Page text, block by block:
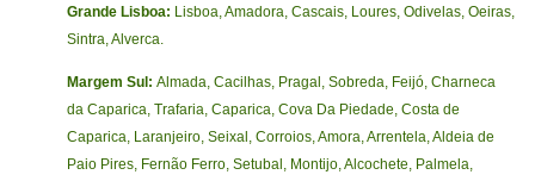
Grande Lisboa: Lisboa, Amadora, Cascais, Loures, Odivelas, Oeiras,
Sintra, Alverca.
Margem Sul:Almada, Cacilhas, Pragal, Sobreda, Feijó, Charneca
da Caparica, Trafaria, Caparica, Cova Da Piedade, Costa de
Caparica, Laranjeiro, Seixal, Corroios, Amora, Arrentela, Aldeia de
Paio Pires, Fernão Ferro, Setubal, Montijo, Alcochete, Palmela,